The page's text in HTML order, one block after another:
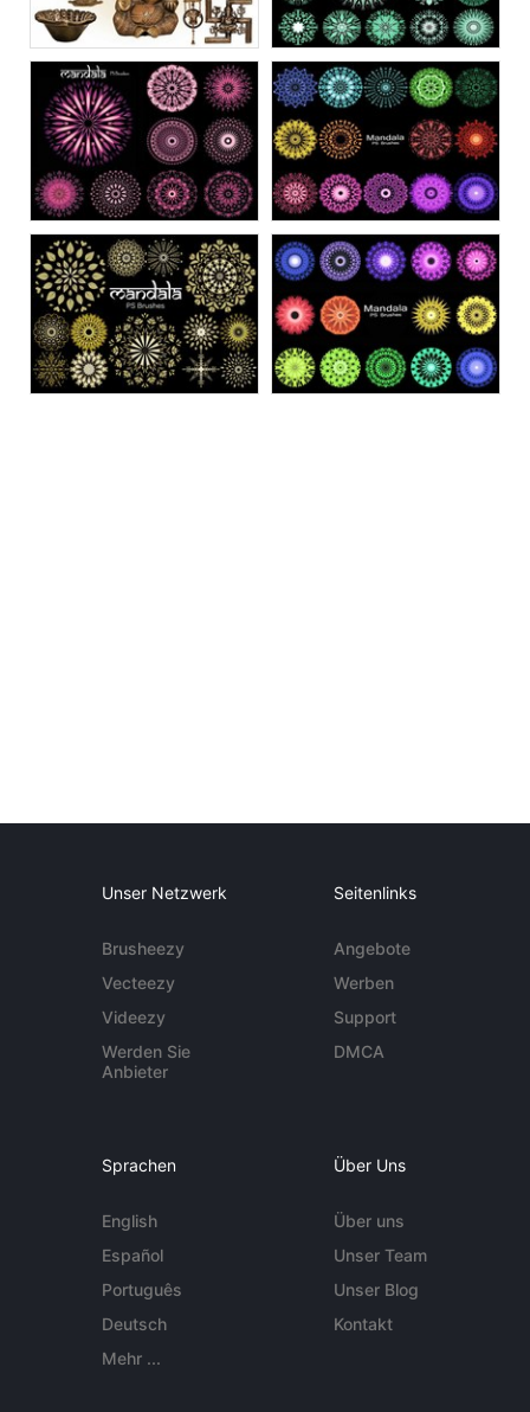
Unser Netzwerk
Brusheezy
Vecteezy
Videezy
Werden Sie
Anbieter
Seitenlinks
Angebote
Werben
Support
DMCA
Sprachen
English
Español
Português
Deutsch
Mehr ...
Über Uns
Über uns
Unser Team
Unser Blog
Kontakt